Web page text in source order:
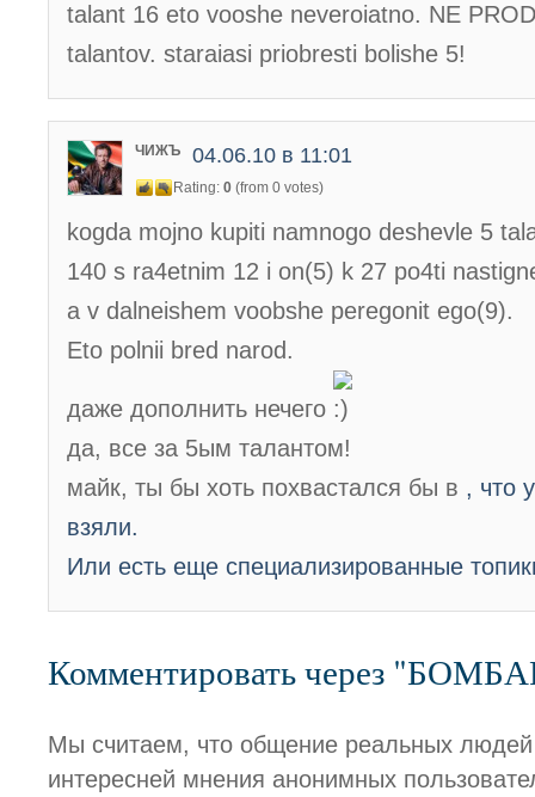
talant 16 eto vooshe neveroiatno. NE
talantov. staraiasi priobresti bolishe 5!
ЧИЖЪ 04.06.10 в 11:01
Rating: 0 (from 0 votes)
kogda mojno kupiti namnogo deshevle 5
140 s ra4etnim 12 i on(5) k 27 po4ti
a v dalneishem voobshe peregonit ego(9).
Eto polnii bred narod.
даже дополнить нечего
да, все за 5ым талантом!
майк, ты бы хоть похвастался бы в , что
взяли.
Или есть еще специализированные
Комментировать через
Мы считаем, что общение реальных
интересней мнения анонимных